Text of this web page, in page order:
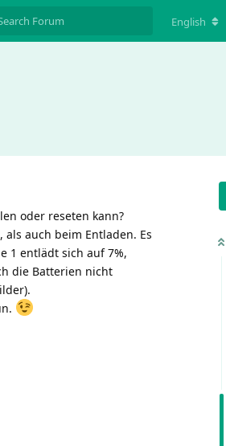
English
oder reseten kann?
auch beim Entladen. Es
1 entlädt sich auf 7%,
die Batterien nicht